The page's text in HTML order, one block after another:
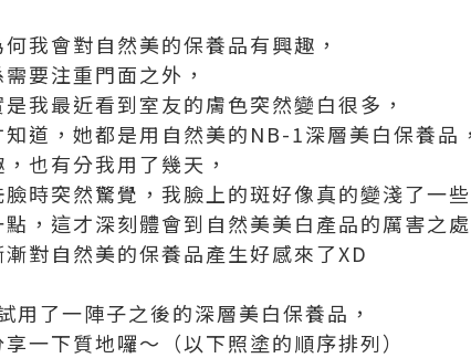
我會對自然美的保養品有興趣，
要注重門面之外，
我最近看到室友的膚色突然變白很多，
道，她都是用自然美的NB-1深層美白保養品，
也有分我用了幾天，
時突然驚覺，我臉上的斑好像真的變淺了一些
，這才深刻體會到自然美美白產品的厲害之處
對自然美的保養品產生好感來了XD
用了一陣子之後的深層美白保養品，
一下質地囉～（以下照塗的順序排列）